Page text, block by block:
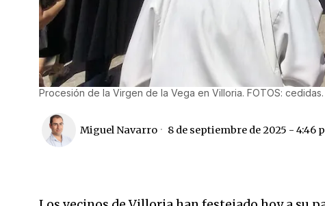
Procesión de la Virgen de la Vega en Villoria. FOTOS: cedidas.
Miguel Navarro 8 de septiembre de 2025 - 4:46